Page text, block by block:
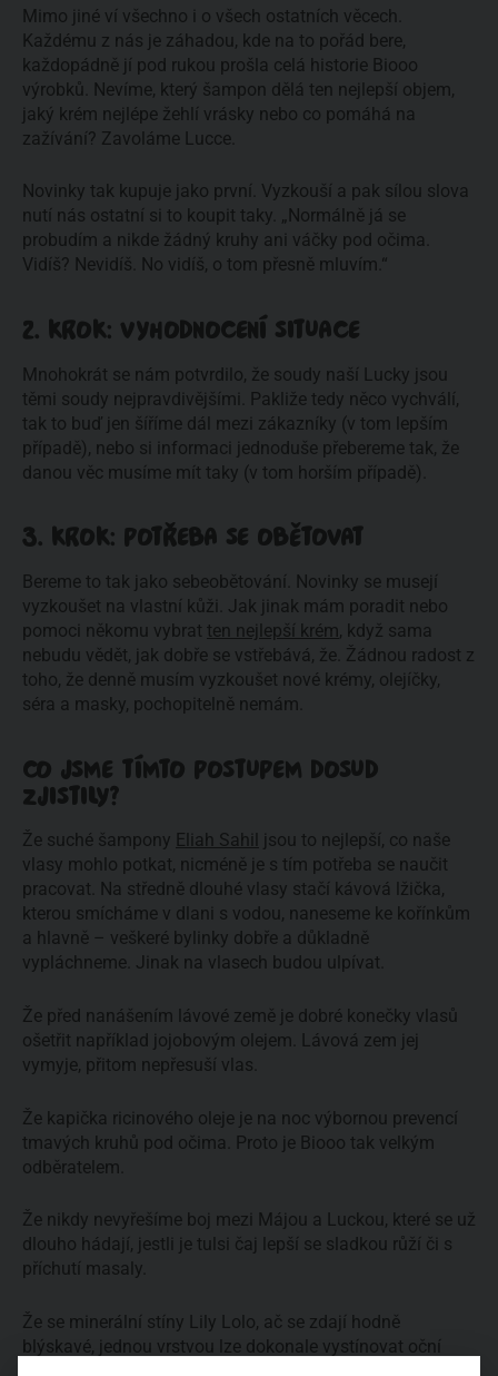
Mimo jiné ví všechno i o všech ostatních věcech.
Každému z nás je záhadou, kde na to pořád bere,
každopádně jí pod rukou prošla celá historie Biooo
výrobků. Nevíme, který šampon dělá ten nejlepší objem,
jaký krém nejlépe žehlí vrásky nebo co pomáhá na
zažívání? Zavoláme Lucce.
Novinky tak kupuje jako první. Vyzkouší a pak sílou slova
nutí nás ostatní si to koupit taky. „Normálně já se
probudím a nikde žádný kruhy ani váčky pod očima.
Vidíš? Nevidíš. No vidíš, o tom přesně mluvím.“
2. KROK: VYHODNOCENÍ SITUACE
Mnohokrát se nám potvrdilo, že soudy naší Lucky jsou
těmi soudy nejpravdivějšími. Pakliže tedy něco vychválí,
tak to buď jen šíříme dál mezi zákazníky (v tom lepším
případě), nebo si informaci jednoduše přebereme tak, že
danou věc musíme mít taky (v tom horším případě).
3. KROK: POTŘEBA SE OBĚTOVAT
Bereme to tak jako sebeobětování. Novinky se musejí
vyzkoušet na vlastní kůži. Jak jinak mám poradit nebo
pomoci někomu vybrat ten nejlepší krém, když sama
nebudu vědět, jak dobře se vstřebává, že. Žádnou radost z
toho, že denně musím vyzkoušet nové krémy, olejíčky,
séra a masky, pochopitelně nemám.
CO JSME TÍMTO POSTUPEM DOSUD
ZJISTILY?
Že suché šampony Eliah Sahil
jsou to nejlepší, co naše
vlasy mohlo potkat, nicméně je s tím potřeba se naučit
pracovat. Na středně dlouhé vlasy stačí kávová lžička,
kterou smícháme v dlani s vodou, naneseme ke kořínkům
a hlavně – veškeré bylinky dobře a důkladně
vypláchneme. Jinak na vlasech budou ulpívat.
Že před nanášením lávové země je dobré konečky vlasů
ošetřit například jojobovým olejem. Lávová zem jej
vymyje, přitom nepřesuší vlas.
Že kapička ricinového oleje je na noc výbornou prevencí
tmavých kruhů pod očima. Proto je Biooo tak velkým
odběratelem.
Že nikdy nevyřešíme boj mezi Májou a Luckou, které se už
dlouho hádají, jestli je tulsi čaj lepší se sladkou růží či s
příchutí masaly.
Že se minerální stíny Lily Lolo, ač se zdají hodně
blýskavé, jednou vrstvou lze dokonale vystínovat oční